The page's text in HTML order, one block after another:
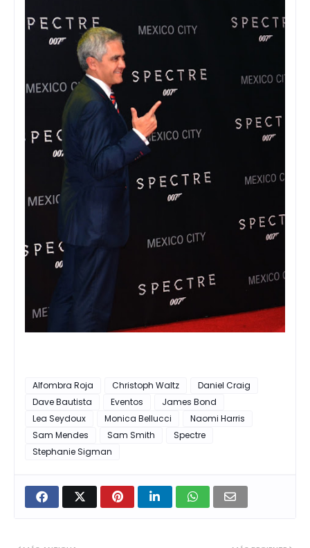
Alfombra Roja Christoph Waltz
Daniel Craig
Dave Bautista
Eventos
James Bond
Lea Seydoux
Monica Bellucci
Naomi Harris
Sam Mendes
Sam Smith
Spectre
Stephanie Sigman